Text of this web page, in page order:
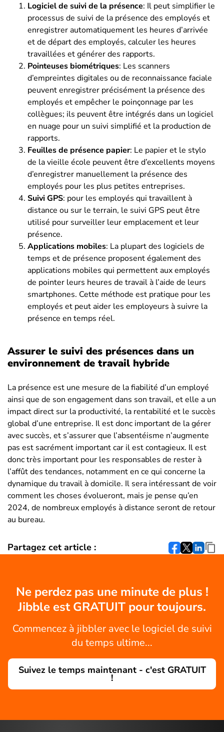
Logiciel de suivi de la présence: Il peut simplifier le
processus de suivi de la présence des employés et
enregistrer automatiquement les heures d’arrivée
et de départ des employés, calculer les heures
travaillées et générer des rapports.
Pointeuses biométriques: Les scanners
d’empreintes digitales ou de reconnaissance faciale
peuvent enregistrer précisément la présence des
employés et empêcher le poinçonnage par les
collègues; ils peuvent être intégrés dans un logiciel
en nuage pour un suivi simplifié et la production de
rapports.
Feuilles de présence papier: Le papier et le stylo
de la vieille école peuvent être d’excellents moyens
d’enregistrer manuellement la présence des
employés pour les plus petites entreprises.
Suivi GPS: pour les employés qui travaillent à
distance ou sur le terrain, le suivi GPS peut être
utilisé pour surveiller leur emplacement et leur
présence.
Applications mobiles: La plupart des logiciels de
temps et de présence proposent également des
applications mobiles qui permettent aux employés
de pointer leurs heures de travail à l’aide de leurs
smartphones. Cette méthode est pratique pour les
employés et peut aider les employeurs à suivre la
présence en temps réel.
Assurer le suivi des présences dans un
environnement de travail hybride
La présence est une mesure de la fiabilité d’un employé
ainsi que de son engagement dans son travail, et elle a un
impact direct sur la productivité, la rentabilité et le succès
global d’une entreprise. Il est donc important de la gérer
avec succès, et s’assurer que l’absentéisme n’augmente
pas est sacrément important car il est contagieux. Il est
donc très important pour les responsables de rester à
l’affût des tendances, notamment en ce qui concerne la
dynamique du travail à domicile. Il sera intéressant de voir
comment les choses évolueront, mais je pense qu’en
2024, de nombreux employés à distance seront de retour
au bureau.
Partagez cet article :
Ne perdez pas une minute de plus !
Jibble est GRATUIT pour toujours.
Commencez à jibbler avec le logiciel de suivi
du temps ultime...
Suivez le temps maintenant - c'est GRATUIT
!